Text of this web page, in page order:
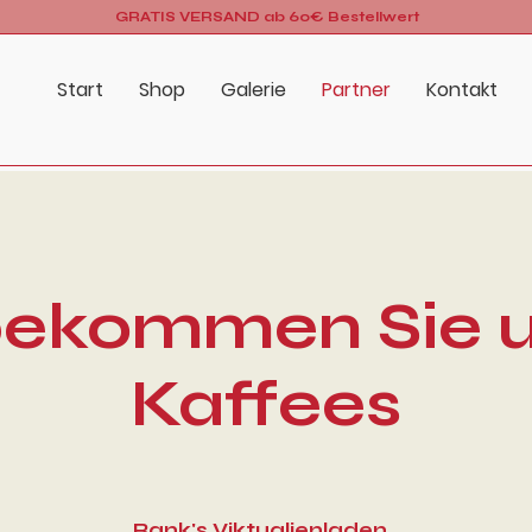
GRATIS VERSAND ab 60€ Bestellwert
Start Shop Galerie Partner Kontakt
Sie
Kaffees